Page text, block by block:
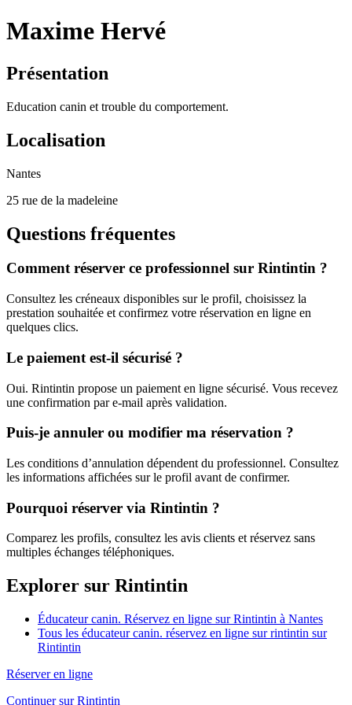
Maxime Hervé
Présentation
Education canin et trouble du comportement.
Localisation
Nantes
25 rue de la madeleine
Questions fréquentes
Comment réserver ce professionnel sur Rintintin ?
Consultez les créneaux disponibles sur le profil, choisissez la
prestation souhaitée et confirmez votre réservation en ligne en
quelques clics.
Le paiement est-il sécurisé ?
Oui. Rintintin propose un paiement en ligne sécurisé. Vous recevez
une confirmation par e-mail après validation.
Puis-je annuler ou modifier ma réservation ?
Les conditions d’annulation dépendent du professionnel. Consultez
les informations affichées sur le profil avant de confirmer.
Pourquoi réserver via Rintintin ?
Comparez les profils, consultez les avis clients et réservez sans
multiples échanges téléphoniques.
Explorer sur Rintintin
Éducateur canin. Réservez en ligne sur Rintintin à Nantes
Tous les éducateur canin. réservez en ligne sur rintintin sur
Rintintin
Réserver en ligne
Continuer sur Rintintin